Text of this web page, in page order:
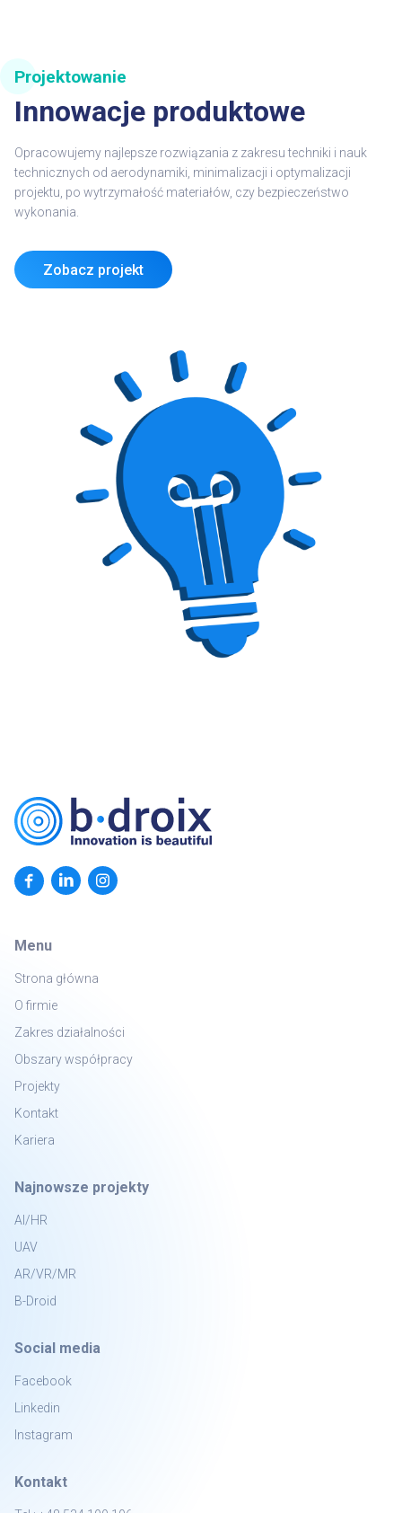
Projektowanie
Innowacje produktowe
Opracowujemy najlepsze rozwiązania z zakresu techniki i nauk
technicznych od aerodynamiki, minimalizacji i optymalizacji
projektu, po wytrzymałość materiałów, czy bezpieczeństwo
wykonania.
Zobacz projekt
Menu
Strona główna
O firmie
Zakres działalności
Obszary współpracy
Projekty
Kontakt
Kariera
Najnowsze projekty
AI/HR
UAV
AR/VR/MR
B-Droid
Social media
Facebook
Linkedin
Instagram
Kontakt